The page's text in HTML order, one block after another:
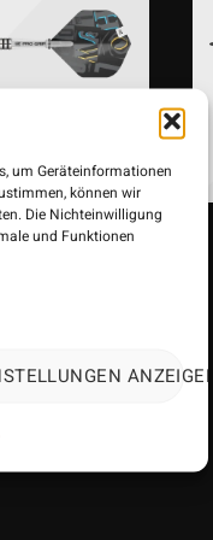
um Geräteinformationen
können wir
Die Nichteinwilligung
und Funktionen
ANZEIGEN
G1 Softdart